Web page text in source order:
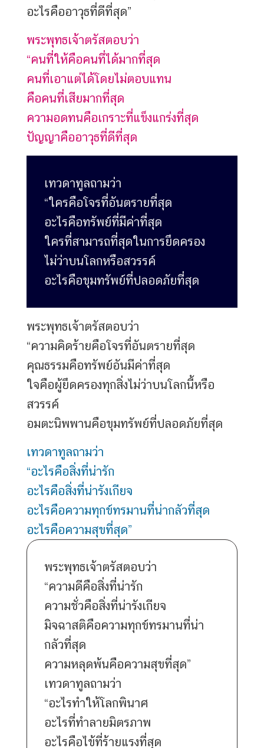
อะไรคืออาวุธที่ดีที่สุด”
พระพุทธเจ้าตรัสตอบว่า
“คนที่ให้คือคนที่ได้มากที่สุด
คนที่เอาแต่ได้โดยไม่ตอบแทน
คือคนที่เสียมากที่สุด
ความอดทนคือเกราะที่แข็งแกร่งที่สุด
ปัญญาคืออาวุธที่ดีที่สุด
เทวดาทูลถามว่า
“ใครคือโจรที่อันตรายที่สุด
อะไรคือทรัพย์ที่มีค่าที่สุด
ใครที่สามารถที่สุดในการยึดครอง
ไม่ว่าบนโลกหรือสวรรค์
อะไรคือขุมทรัพย์ที่ปลอดภัยที่สุด
พระพุทธเจ้าตรัสตอบว่า
“ความคิดร้ายคือโจรที่อันตรายที่สุด
คุณธรรมคือทรัพย์อันมีค่าที่สุด
ใจคือผู้ยึดครองทุกสิ่งไม่ว่าบนโลกนี้หรือ
สวรรค์
อมตะนิพพานคือขุมทรัพย์ที่ปลอดภัยที่สุด
เทวดาทูลถามว่า
“อะไรคือสิ่งที่น่ารัก
อะไรคือสิ่งที่น่ารังเกียจ
อะไรคือความทุกข์ทรมานที่น่ากลัวที่สุด
อะไรคือความสุขที่สุด”
พระพุทธเจ้าตรัสตอบว่า
“ความดีคือสิ่งที่น่ารัก
ความชั่วคือสิ่งที่น่ารังเกียจ
มิจฉาสติคือความทุกข์ทรมานที่น่า
กลัวที่สุด
ความหลุดพ้นคือความสุขที่สุด”
เทวดาทูลถามว่า
“อะไรทำให้โลกพินาศ
อะไรที่ทำลายมิตรภาพ
อะไรคือไข้ที่ร้ายแรงที่สุด